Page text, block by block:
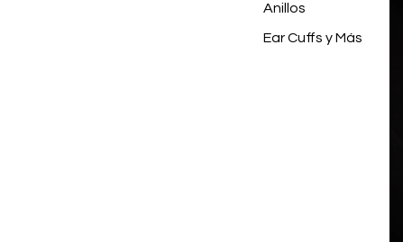
Anillos
Ear Cuffs y Más